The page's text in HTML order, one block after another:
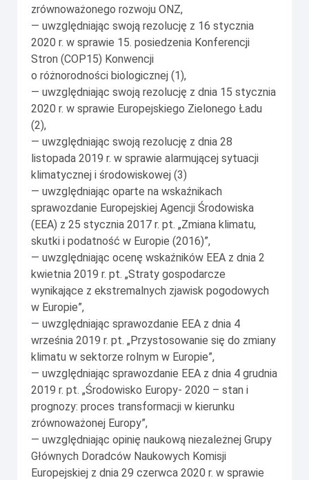
zrównoważonego rozwoju ONZ,
— uwzględniając swoją rezolucję z 16 stycznia
2020 r. w sprawie 15. posiedzenia Konferencji
Stron (COP15) Konwencji
o różnorodności biologicznej (1),
— uwzględniając swoją rezolucję z dnia 15 stycznia
2020 r. w sprawie Europejskiego Zielonego Ładu
(2),
— uwzględniając swoją rezolucję z dnia 28
listopada 2019 r. w sprawie alarmującej sytuacji
klimatycznej i środowiskowej (3)
— uwzględniając oparte na wskaźnikach
sprawozdanie Europejskiej Agencji Środowiska
(EEA) z 25 stycznia 2017 r. pt. „Zmiana klimatu,
skutki i podatność w Europie (2016)”,
— uwzględniając ocenę wskaźników EEA z dnia 2
kwietnia 2019 r. pt. „Straty gospodarcze
wynikające z ekstremalnych zjawisk pogodowych
w Europie”,
— uwzględniając sprawozdanie EEA z dnia 4
września 2019 r. pt. „Przystosowanie się do zmiany
klimatu w sektorze rolnym w Europie”,
— uwzględniając sprawozdanie EEA z dnia 4 grudnia
2019 r. pt. „Środowisko Europy- 2020 – stan i
prognozy: proces transformacji w kierunku
zrównoważonej Europy”,
— uwzględniając opinię naukową niezależnej Grupy
Głównych Doradców Naukowych Komisji
Europejskiej z dnia 29 czerwca 2020 r. w sprawie